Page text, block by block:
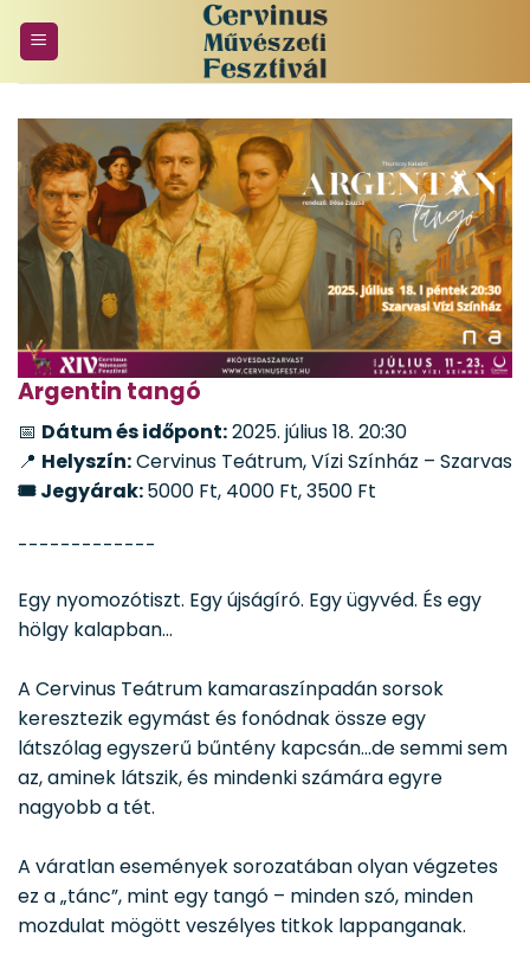
Argentin tangó
📅 Dátum és időpont:2025. július 18. 20:30
📍 Helyszín:Cervinus Teátrum, Vízi Színház – Szarvas
🎟️Jegyárak:5000 Ft, 4000 Ft, 3500 Ft
-------------
Egy nyomozótiszt. Egy újságíró. Egy ügyvéd. És egy
hölgy kalapban…
A Cervinus Teátrum kamaraszínpadán sorsok
keresztezik egymást és fonódnak össze egy
látszólag egyszerű bűntény kapcsán…de semmi sem
az, aminek látszik, és mindenki számára egyre
nagyobb a tét.
A váratlan események sorozatában olyan végzetes
ez a „tánc”, mint egy tangó – minden szó, minden
mozdulat mögött veszélyes titkok lappanganak.